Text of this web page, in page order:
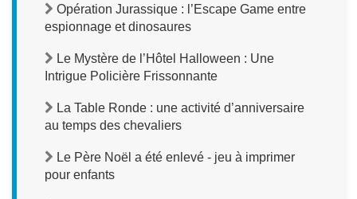
Opération Jurassique : l’Escape Game entre
espionnage et dinosaures
Le Mystère de l’Hôtel Halloween : Une
Intrigue Policière Frissonnante
La Table Ronde : une activité d’anniversaire
au temps des chevaliers
Le Père Noël a été enlevé - jeu à imprimer
pour enfants